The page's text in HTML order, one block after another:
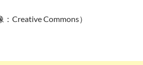
：Creative Commons）